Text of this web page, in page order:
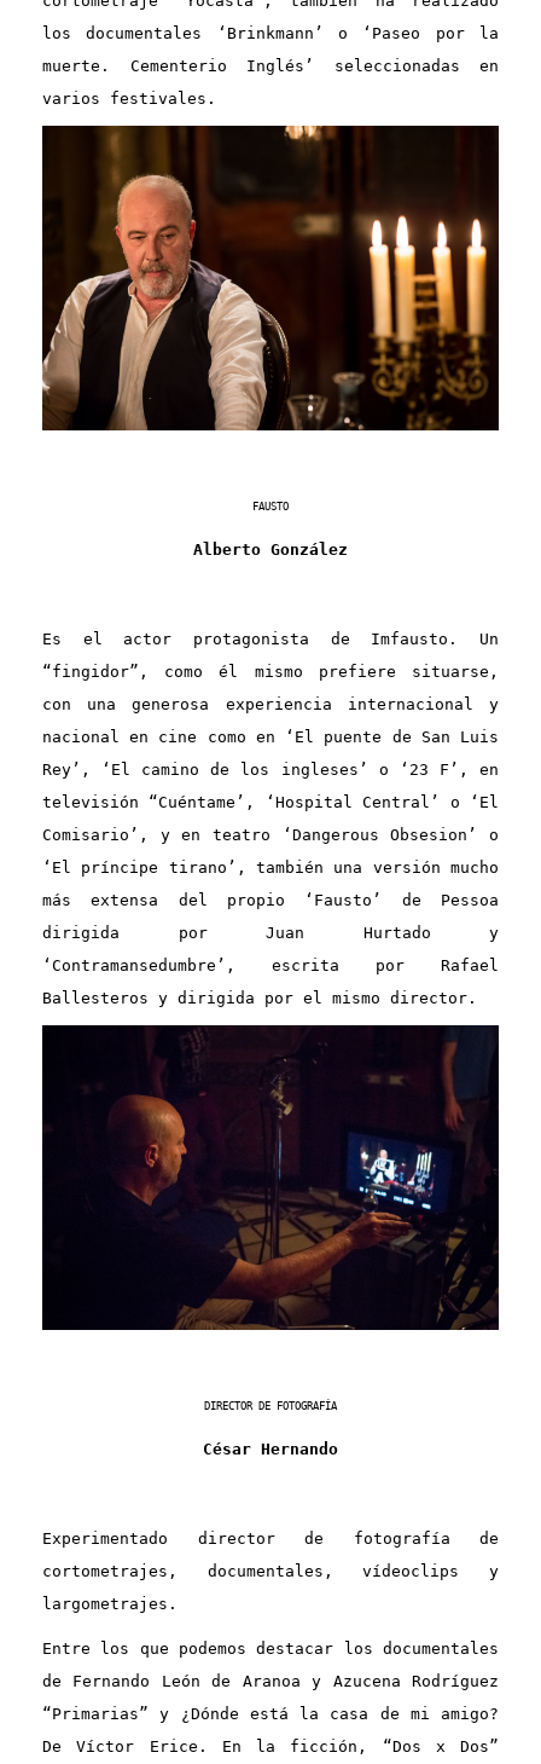
los documentales ‘Brinkmann’ o ‘Paseo por la
muerte. Cementerio Inglés’ seleccionadas en
varios festivales.
FAUSTO
Alberto González
Es el actor protagonista de Imfausto. Un
“fingidor”, como él mismo prefiere situarse,
con una generosa experiencia internacional y
nacional en cine como en ‘El puente de San Luis
Rey’, ‘El camino de los ingleses’ o ‘23 F’, en
televisión “Cuéntame’, ‘Hospital Central’ o ‘El
Comisario’, y en teatro ‘Dangerous Obsesion’ o
‘El príncipe tirano’, también una versión mucho
más extensa del propio ‘Fausto’ de Pessoa
dirigida por Juan Hurtado y
‘Contramansedumbre’, escrita por Rafael
Ballesteros y dirigida por el mismo director.
DIRECTOR DE FOTOGRAFÍA
César Hernando
Experimentado director de fotografía de
cortometrajes, documentales, vídeoclips y
largometrajes.
Entre los que podemos destacar los documentales
de Fernando León de Aranoa y Azucena Rodríguez
“Primarias” y ¿Dónde está la casa de mi amigo?
De Víctor Erice. En la ficción, “Dos x Dos”